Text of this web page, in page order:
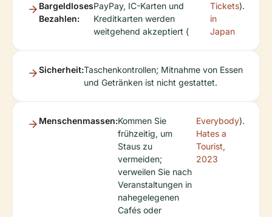
Bargeldloses
Bezahlen:
PayPay, IC-Karten und
Kreditkarten werden
weitgehend akzeptiert (
Tickets
in
Japan
).
Sicherheit:Taschenkontrollen; Mitnahme von Essen
und Getränken ist nicht gestattet.
Menschenmassen:Kommen Sie
frühzeitig, um
Staus zu
vermeiden;
verweilen Sie nach
Veranstaltungen in
nahegelegenen
Cafés oder
Everybody
Hates a
Tourist,
2023
).